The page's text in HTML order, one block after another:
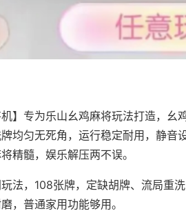
】专为乐山幺鸡麻将玩法打造，幺
均匀无死角，运行稳定耐用，静音
精髓，娱乐解压两不误。
法，108张牌，定缺胡牌、流局重
，普通家用功能够用。